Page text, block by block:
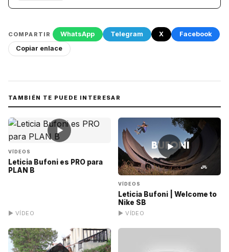
COMPARTIR WhatsApp Telegram X
Facebook
Copiar enlace
TAMBIÉN TE PUEDE INTERESAR
▶
VÍDEOS
Leticia Bufoni es PRO para
PLAN B
▶ VÍDEO
▶
VÍDEOS
Leticia Bufoni | Welcome to
Nike SB
▶ VÍDEO